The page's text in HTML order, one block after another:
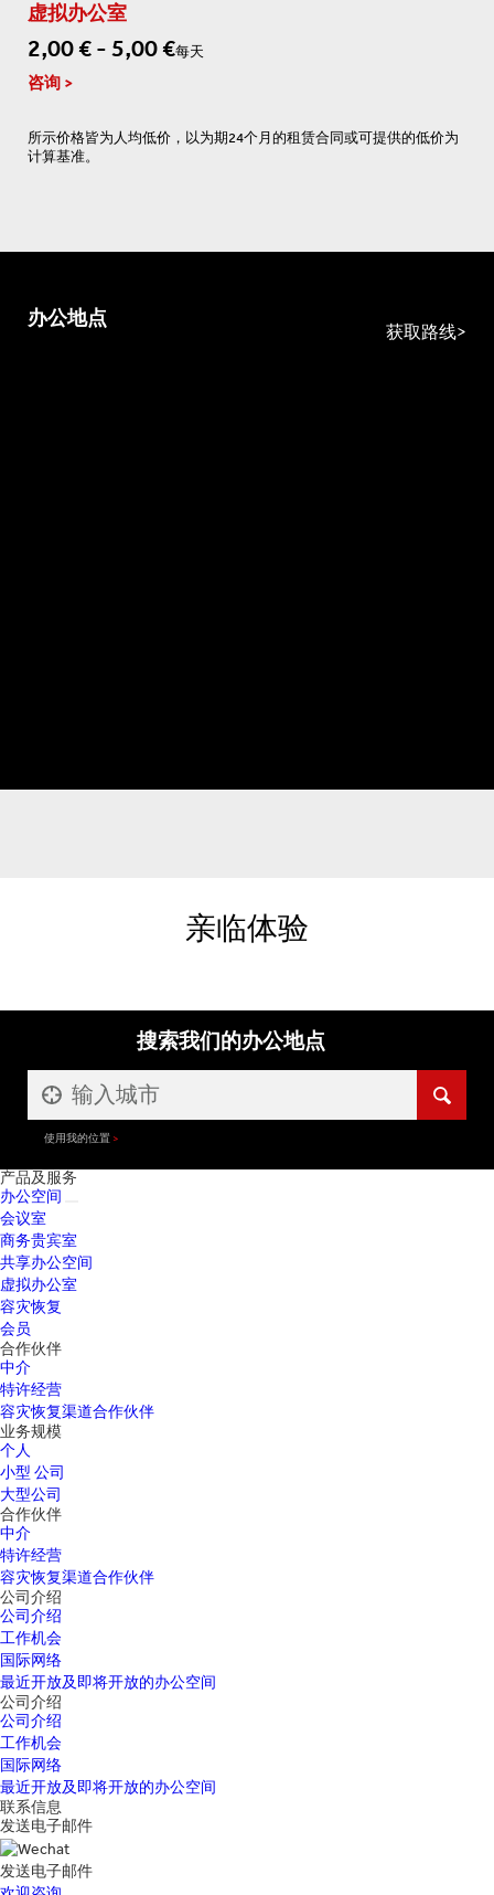
虚拟办公室
2,00 € - 5,00 €每天
咨询
所示价格皆为人均低价，以为期24个月的租赁合同或可提供的低价为
计算基准。
办公地点
获取路线
亲临体验
搜索我们的办公地点
使用我的位置
产品及服务
办公空间
会议室
商务贵宾室
共享办公空间
虚拟办公室
容灾恢复
会员
合作伙伴
中介
特许经营
容灾恢复渠道合作伙伴
业务规模
个人
小型 公司
大型公司
合作伙伴
中介
特许经营
容灾恢复渠道合作伙伴
公司介绍
公司介绍
工作机会
国际网络
最近开放及即将开放的办公空间
公司介绍
公司介绍
工作机会
国际网络
最近开放及即将开放的办公空间
联系信息
发送电子邮件
发送电子邮件